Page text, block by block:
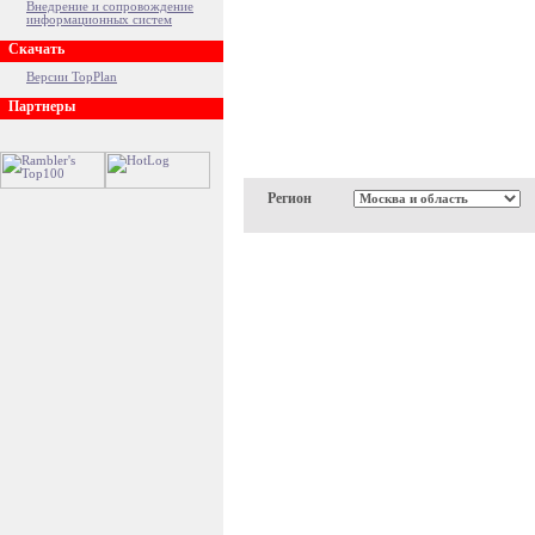
Внедрение и сопровождение
информационных систем
Скачать
Версии TopPlan
Партнеры
Регион